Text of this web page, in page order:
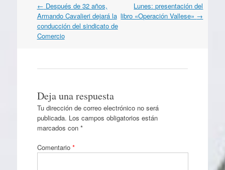
Navegación
por
artículos
← Después de 32 años,
Armando Cavalieri dejará la
conducción del sindicato de
Comercio
Lunes: presentación del
libro «Operación Vallese» →
Deja una respuesta
Tu dirección de correo electrónico no será
publicada. Los campos obligatorios están
marcados con *
Comentario *